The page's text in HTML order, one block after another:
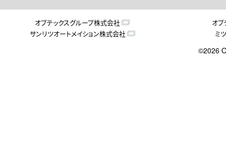
オプテックスグループ株式会社
オ
サンリツオートメイション株式会社
ミ
©2026